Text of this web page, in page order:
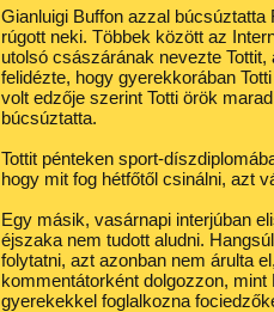
Gianluigi Buffon azzal búcsúztatta
rúgott neki. Többek között az
utolsó császárának nevezte
felidézte, hogy gyerekkorában
volt edzője szerint Totti örök
búcsúztatta.
Tottit pénteken sport-
hogy mit fog hétfőtől csinálni, azt
Egy másik, vasárnapi interjúban
éjszaka nem tudott aludni.
folytatni, azt azonban nem árulta
kommentátorként dolgozzon,
gyerekekkel foglalkozna